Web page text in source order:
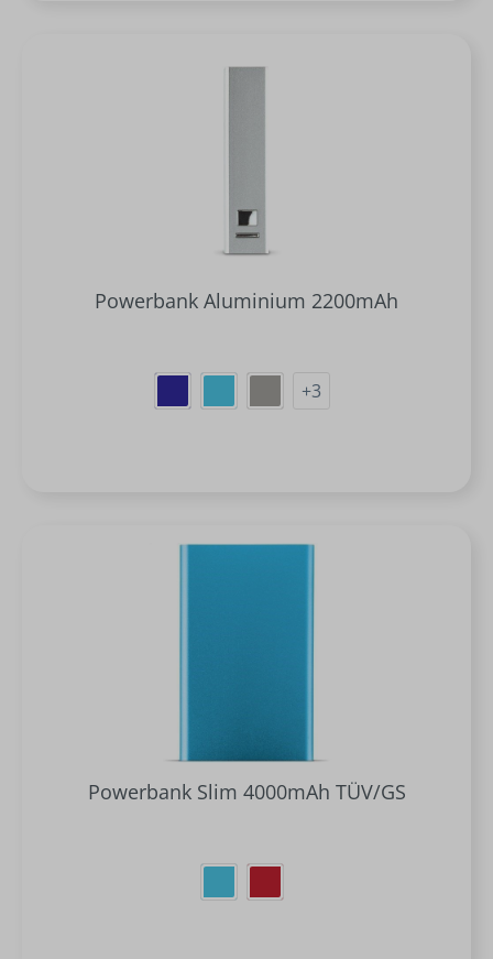
Powerbank Aluminium 2200mAh
+3
Powerbank Slim 4000mAh TÜV/GS